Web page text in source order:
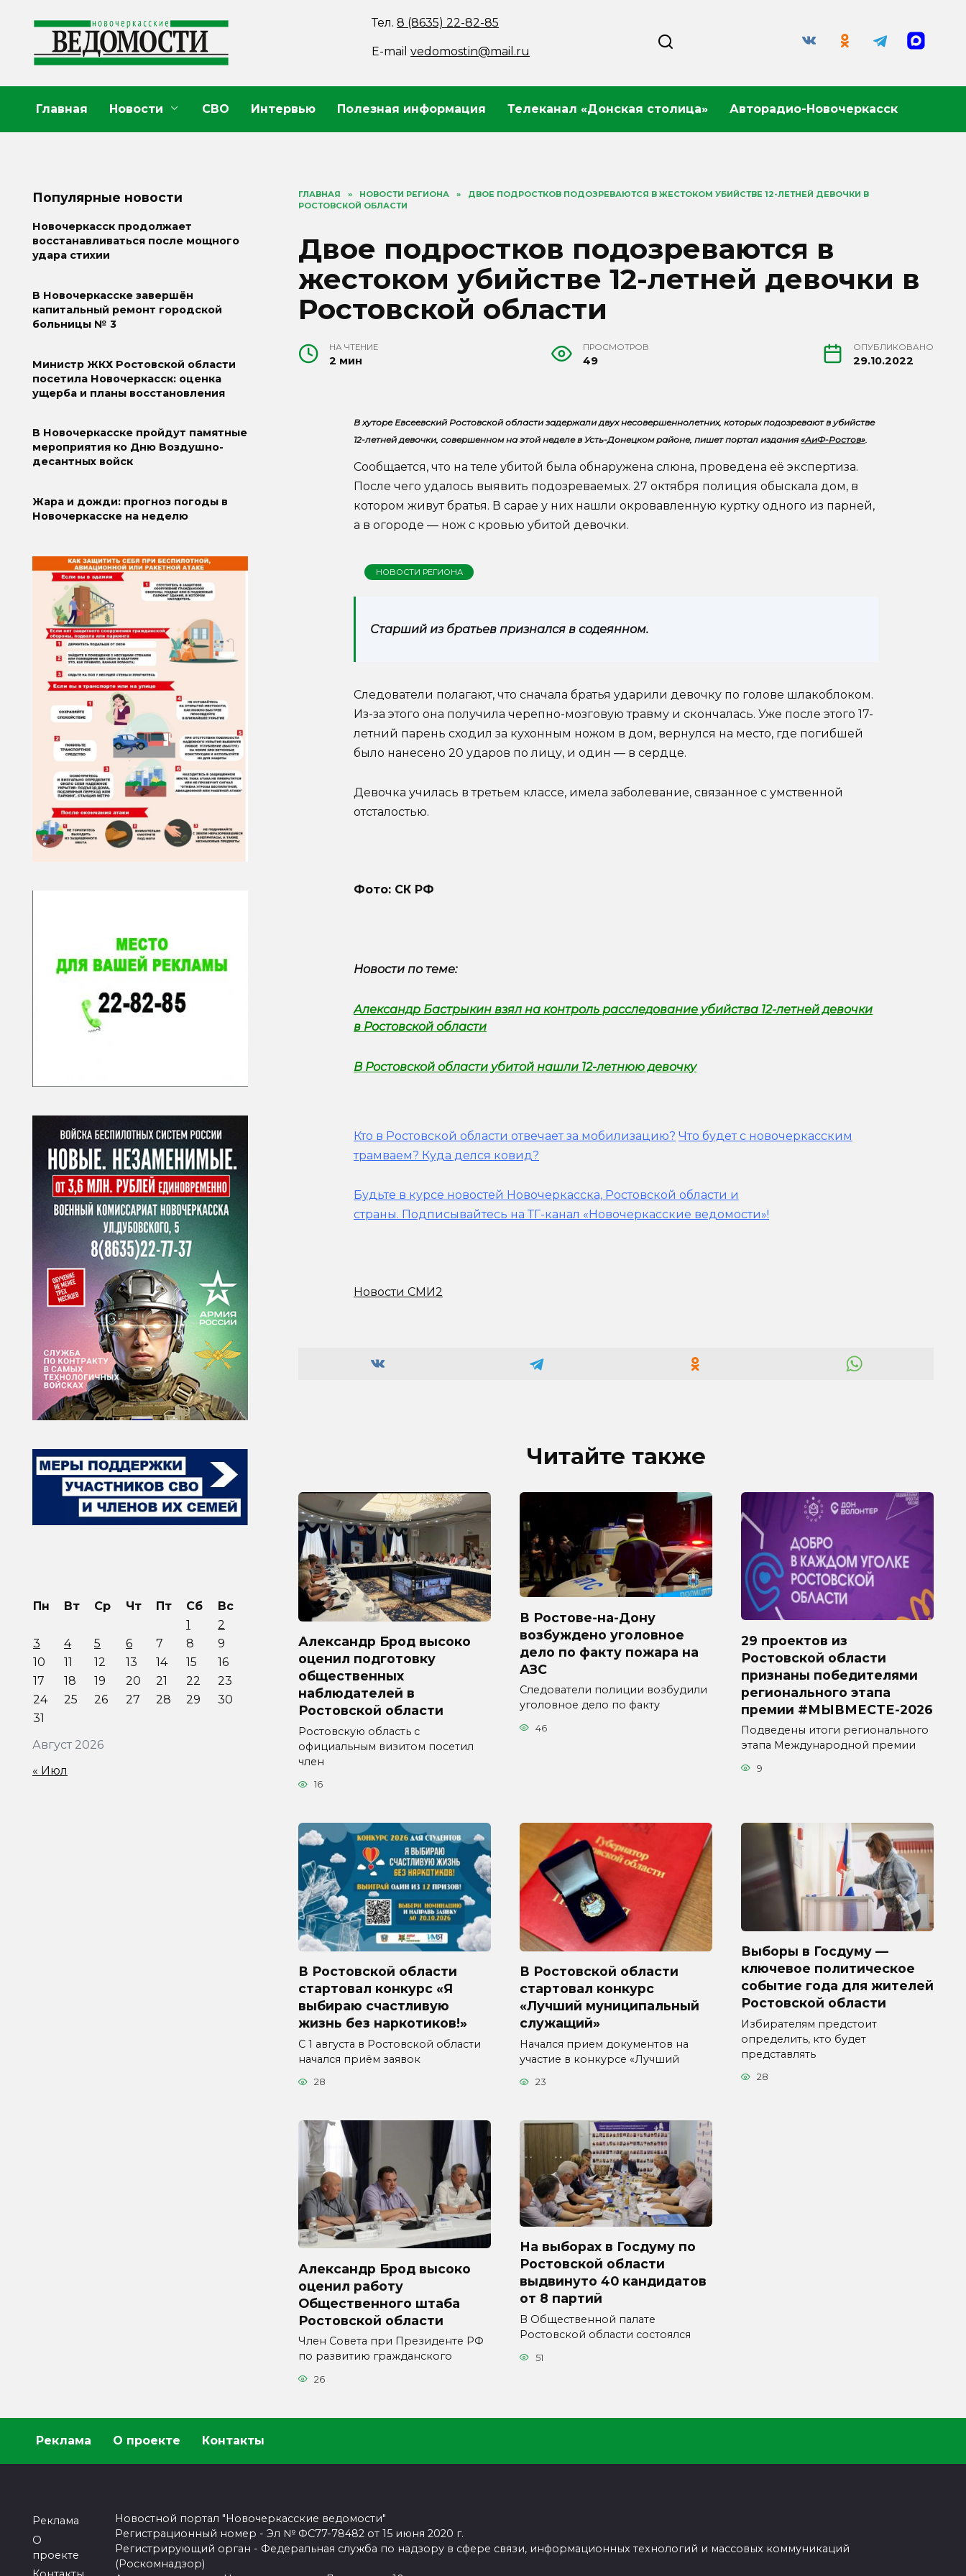
содержанию
Тел.8 (8635) 22-82-85
E-mailvedomostin@mail.ru
Главная Новости СВО Интервью Полезная информация Телеканал «Донская столица» Авторадио-Новочеркасск
ГЛАВНАЯ » НОВОСТИ РЕГИОНА »
ДВОЕ ПОДРОСТКОВ ПОДОЗРЕВАЮТСЯ В ЖЕСТОКОМ УБИЙСТВЕ 12-ЛЕТНЕЙ ДЕВОЧКИ В
РОСТОВСКОЙ ОБЛАСТИ
Двое подростков подозреваются в
жестоком убийстве 12-летней девочки в
Ростовской области
НА ЧТЕНИЕ
2 мин
ПРОСМОТРОВ
49
ОПУБЛИКОВАНО
29.10.2022
В хуторе Евсеевский Ростовской области задержали двух несовершеннолетних, которых подозревают в убийстве
12-летней девочки, совершенном на этой неделе в Усть-Донецком районе, пишет портал издания«АиФ-Ростов».
Сообщается, что на теле убитой была обнаружена слюна, проведена её экспертиза.
После чего удалось выявить подозреваемых. 27 октября полиция обыскала дом, в
котором живут братья. В сарае у них нашли окровавленную куртку одного из парней,
а в огороде — нож с кровью убитой девочки.
НОВОСТИ РЕГИОНА
Старший из братьев признался в содеянном.
Следователи полагают, что сначала братья ударили девочку по голове шлакоблоком.
Из-за этого она получила черепно-мозговую травму и скончалась. Уже после этого 17-
летний парень сходил за кухонным ножом в дом, вернулся на место, где погибшей
было нанесено 20 ударов по лицу, и один — в сердце.
Девочка училась в третьем классе, имела заболевание, связанное с умственной
отсталостью.
Фото: СК РФ
Новости по теме:
Александр Бастрыкин взял на контроль расследование убийства 12-летней девочки
в Ростовской области
В Ростовской области убитой нашли 12-летнюю девочку
Кто в Ростовской области отвечает за мобилизацию? Что будет с новочеркасским
трамваем? Куда делся ковид?
Будьте в курсе новостей Новочеркасска, Ростовской области и
страны. Подписывайтесь на ТГ-канал «Новочеркасские ведомости»!
Новости СМИ2
Читайте также
Александр Брод высоко
оценил подготовку
общественных
наблюдателей в
Ростовской области
Ростовскую область с
официальным визитом посетил
член
16
В Ростове-на-Дону
возбуждено уголовное
дело по факту пожара на
АЗС
Следователи полиции возбудили
уголовное дело по факту
46
29 проектов из
Ростовской области
признаны победителями
регионального этапа
премии #МЫВМЕСТЕ-2026
Подведены итоги регионального
этапа Международной премии
9
В Ростовской области
стартовал конкурс «Я
выбираю счастливую
жизнь без наркотиков!»
С 1 августа в Ростовской области
начался приём заявок
28
В Ростовской области
стартовал конкурс
«Лучший муниципальный
служащий»
Начался прием документов на
участие в конкурсе «Лучший
23
Выборы в Госдуму —
ключевое политическое
событие года для жителей
Ростовской области
Избирателям предстоит
определить, кто будет
представлять
28
Александр Брод высоко
оценил работу
Общественного штаба
Ростовской области
Член Совета при Президенте РФ
по развитию гражданского
26
На выборах в Госдуму по
Ростовской области
выдвинуто 40 кандидатов
от 8 партий
В Общественной палате
Ростовской области состоялся
51
Популярные новости
Новочеркасск продолжает
восстанавливаться после мощного
удара стихии
В Новочеркасске завершён
капитальный ремонт городской
больницы № 3
Министр ЖКХ Ростовской области
посетила Новочеркасск: оценка
ущерба и планы восстановления
В Новочеркасске пройдут памятные
мероприятия ко Дню Воздушно-
десантных войск
Жара и дожди: прогноз погоды в
Новочеркасске на неделю
Август 2026
Пн Вт Ср Чт Пт Сб
Вс
1
2
3
4 5 6 7 8
9
10
11 12 13 14 15
16
17
18 19 20 21 22
23
24
25 26 27 28 29
30
31
« Июл
Реклама О проекте Контакты
Реклама
О
проекте
Новостной портал "Новочеркасские ведомости"
Регистрационный номер - Эл № ФС77-78482 от 15 июня 2020 г.
Регистрирующий орган - Федеральная служба по надзору в сфере связи, информационных технологий и массовых коммуникаций
(Роскомнадзор)